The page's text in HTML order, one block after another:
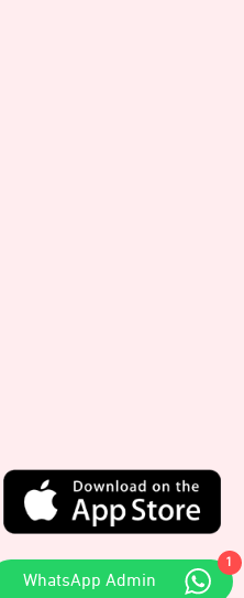
tak menjadi masalah.
perangkat tahan terkena
debu setelah pemakaian
1
WhatsApp Admin